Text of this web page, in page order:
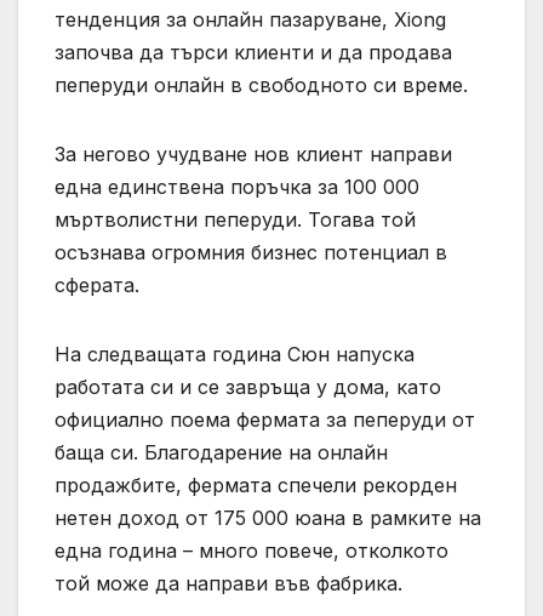
тенденция за онлайн пазаруване, Xiong
започва да търси клиенти и да продава
пеперуди онлайн в свободното си време.
За негово учудване нов клиент направи
една единствена поръчка за 100 000
мъртволистни пеперуди. Тогава той
осъзнава огромния бизнес потенциал в
сферата.
На следващата година Сюн напуска
работата си и се завръща у дома, като
официално поема фермата за пеперуди от
баща си. Благодарение на онлайн
продажбите, фермата спечели рекорден
нетен доход от 175 000 юана в рамките на
една година – много повече, отколкото
той може да направи във фабрика.